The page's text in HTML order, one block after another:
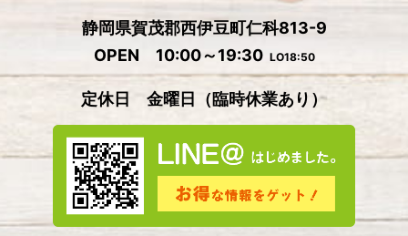
2024年6月
(4)
2024年5月(4)
2024年4月 (2)
2024年3月(5)
2024年2月(3)
2024年1月(3)
静岡県賀茂郡西伊豆町仁科813-9
OPEN 10:00～19:30 LO18:50
定休日 金曜日 （臨時休業あり）